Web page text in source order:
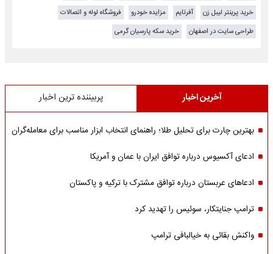
خرید پرینتر لیبل زن
آفرتایم مزایده خودرو
فروشگاه لوله و اتصالات
طراحی سایت در اصفهان
خرید سکه پارسیان گرمی
آخرین اخبار پربیننده ترین اخبار
بهترین چارت برای تحلیل طلا؛ راهنمای انتخاب ابزار مناسب برای معامله‌گران
ادعای آکسیوس درباره توافق ایران با عمان و آمریکا
ادعاهای عربستان درباره توافق مشترک با ترکیه و پاکستان
ترامپ جنایتکار، سوئیس را تهدید کرد
واکنش بقائی به خیالبافی ترامپ